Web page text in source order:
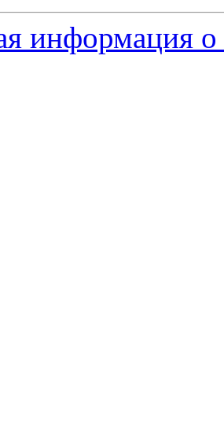
информация о